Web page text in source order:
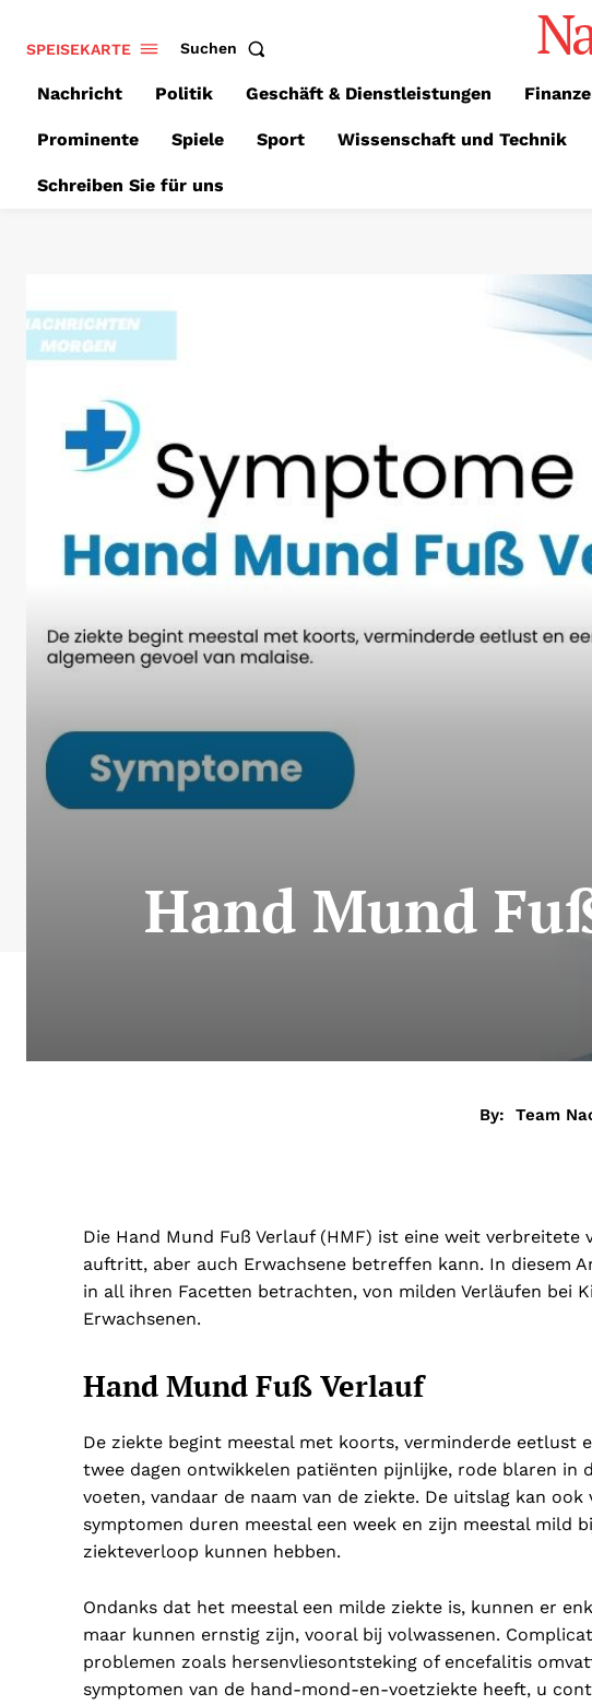
SPEISEKARTE Suchen
Nachricht Politik Geschäft & Dienstleistungen
Prominente Spiele Sport Wissenschaft und Technik
Schreiben Sie für uns
Hand Mund
By: Team
Die Hand Mund Fuß Verlauf (HMF) ist eine weit
auftritt, aber auch Erwachsene betreffen kann. In diesem
in all ihren Facetten betrachten, von milden Verläufen bei
Erwachsenen.
Hand Mund Fuß Verlauf
De ziekte begint meestal met koorts, verminderde eetlust
twee dagen ontwikkelen patiënten pijnlijke, rode blaren in
voeten, vandaar de naam van de ziekte. De uitslag kan
symptomen duren meestal een week en zijn meestal mild
ziekteverloop kunnen hebben.
Ondanks dat het meestal een milde ziekte is, kunnen er
maar kunnen ernstig zijn, vooral bij volwassenen.
problemen zoals hersenvliesontsteking of encefalitis
symptomen van de hand-mond-en-voetziekte heeft, u